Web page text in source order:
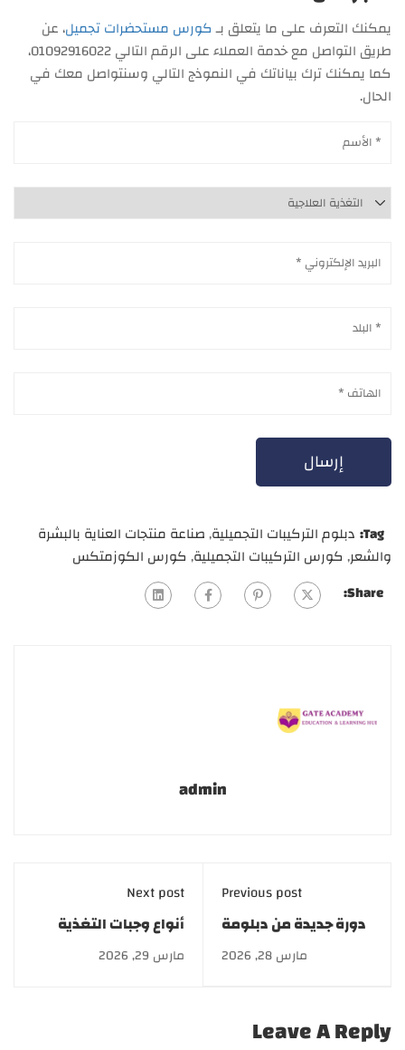
يمكنك التعرف على ما يتعلق بـكورس مستحضرات تجميل، عن
طريق التواصل مع خدمة العملاء على الرقم التالي 01092916022،
كما يمكنك ترك بياناتك في النموذج التالي وسنتواصل معك في
الحال.
Tag: دبلوم التركيبات التجميلية,صناعة منتجات العناية بالبشرة
والشعر, كورس التركيبات التجميلية, كورس الكوزمتكس
Share:
admin
Previous post
دورة جديدة من دبلومة
التجميل والليزر |
أكاديمية GATE
مارس 28, 2026
Next post
أنواع وجبات التغذية
الأنبوبية لتزويد المريض
بالمغذيات 2026
مارس 29, 2026
Leave A Reply